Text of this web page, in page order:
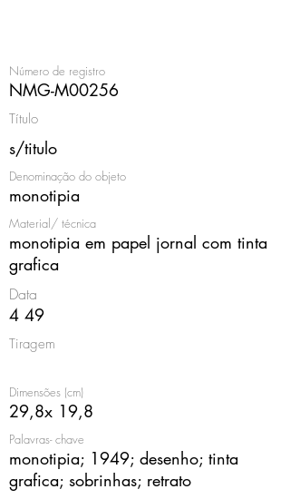
Número de registro
NMG-M00256
Título
s/titulo
Denominação do objeto
monotipia
Material/ técnica
monotipia em papel jornal com tinta
grafica
Data
4 49
Tiragem
Dimensões (cm)
29,8x 19,8
Palavras- chave
monotipia; 1949; desenho; tinta
grafica; sobrinhas; retrato